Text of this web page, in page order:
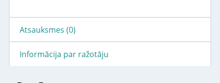
Atsauksmes (0)
Informācija par ražotāju